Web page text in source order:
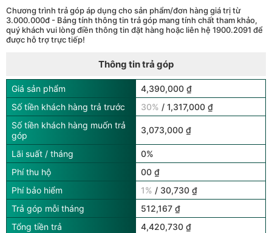
Chương trình trả góp áp dụng cho sản phẩm/đơn hàng giá trị từ
3.000.000đ - Bảng tính thông tin trả góp mang tính chất tham khảo,
quý khách vui lòng điền thông tin đặt hàng hoặc liên hệ 1900.2091 để
được hỗ trợ trực tiếp!
Thông tin trả góp
Giá sản phẩm
4,390,000 ₫
Số tiền khách hàng trả trước
30% / 1,317,000 ₫
Số tiền khách hàng muốn trả
góp
3,073,000 ₫
Lãi suất / tháng
0%
Phí thu hộ
00 ₫
Phí bảo hiểm
1% / 30,730 ₫
Trả góp mỗi tháng
512,167 ₫
Tổng tiền trả
4,420,730 ₫